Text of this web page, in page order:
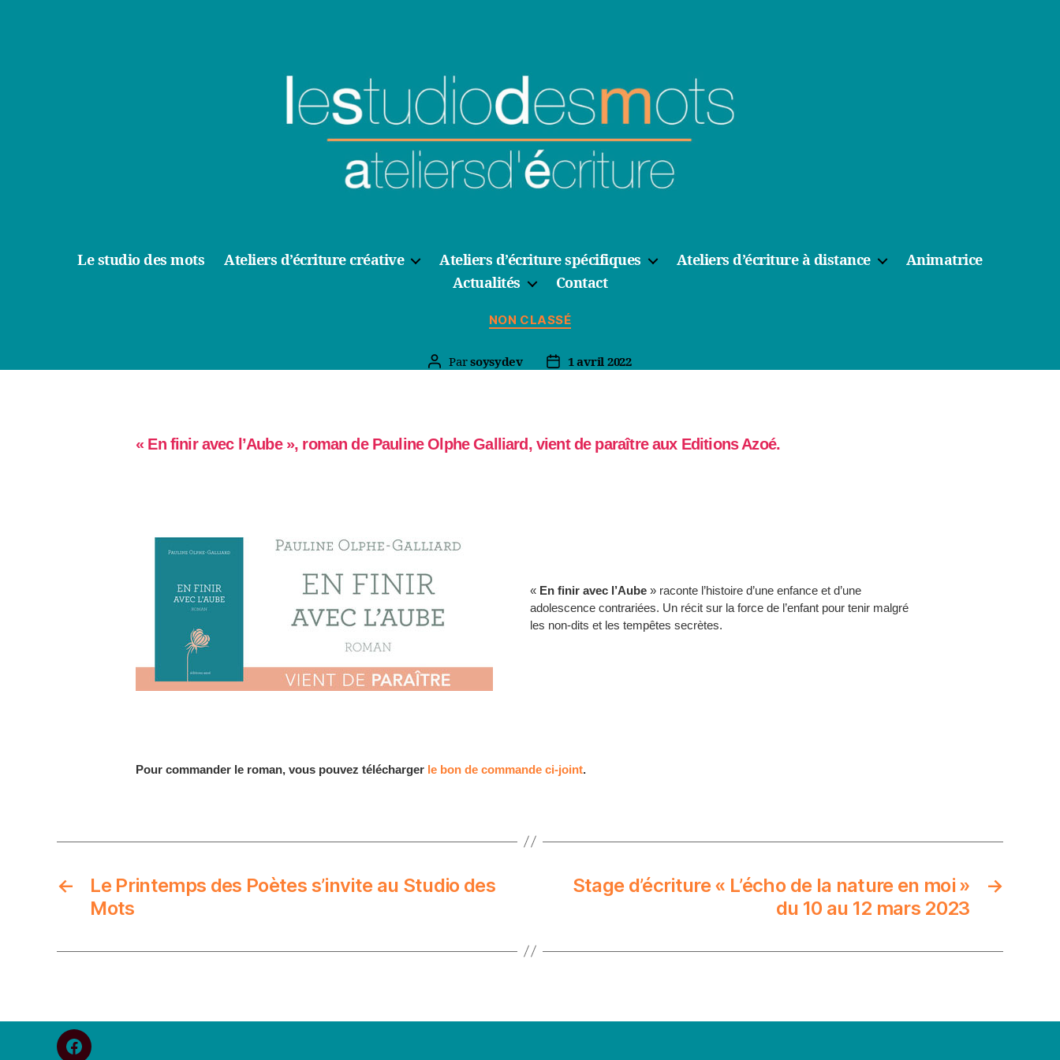
Le studio des mots Ateliers d’écriture créative Ateliers d’écriture spécifiques Ateliers d’écriture à distance
Animatrice
Actualités
Contact
Catégories
NON CLASSÉ
Auteur
Parsoysydev
Date1 avril 2022
« En finir avec l’Aube », roman de Pauline Olphe Galliard, vient de paraître aux Editions Azoé.
« En finir avec l’Aube » raconte l’histoire d’une enfance et d’une
adolescence contrariées. Un récit sur la force de l’enfant pour tenir malgré
les non-dits et les tempêtes secrètes.
Pour commander le roman, vous pouvez télécharger le bon de commande ci-joint.
←
Le Printemps des Poètes s’invite au Studio des
Mots
→
Stage d’écriture « L’écho de la nature en moi »
du 10 au 12 mars 2023
fb